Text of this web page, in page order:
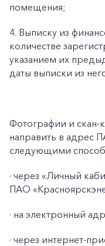
помещения;
4. Выписку из
количестве
указанием их
даты выписки из
Фотографии и
направить в адрес
следующими
· через «Личный
ПАО
· на электронный
· через интернет-